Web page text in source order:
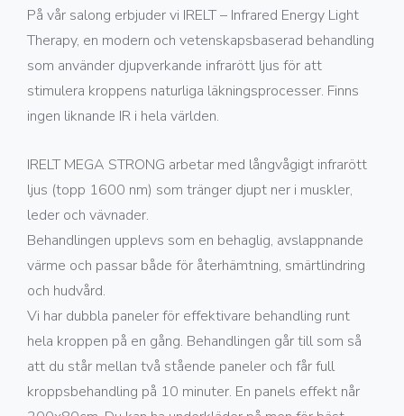
På vår salong erbjuder vi IRELT – Infrared Energy Light
Therapy, en modern och vetenskapsbaserad behandling
som använder djupverkande infrarött ljus för att
stimulera kroppens naturliga läkningsprocesser. Finns
ingen liknande IR i hela världen.
IRELT MEGA STRONG arbetar med långvågigt infrarött
ljus (topp 1600 nm) som tränger djupt ner i muskler,
leder och vävnader.
Behandlingen upplevs som en behaglig, avslappnande
värme och passar både för återhämtning, smärtlindring
och hudvård.
Vi har dubbla paneler för effektivare behandling runt
hela kroppen på en gång. Behandlingen går till som så
att du står mellan två stående paneler och får full
kroppsbehandling på 10 minuter. En panels effekt når